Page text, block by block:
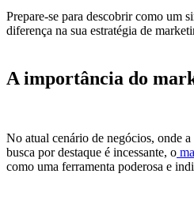
Prepare-se para descobrir como um
diferença na sua estratégia de
A importância do
No atual cenário de negócios, onde
busca por destaque é incessante, o
como uma ferramenta poderosa e